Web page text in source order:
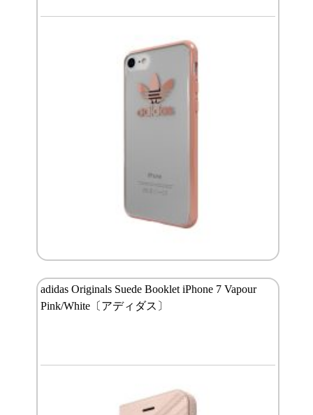
adidas Originals Suede Booklet iPhone 7 Vapour
Pink/White〔アディダス〕